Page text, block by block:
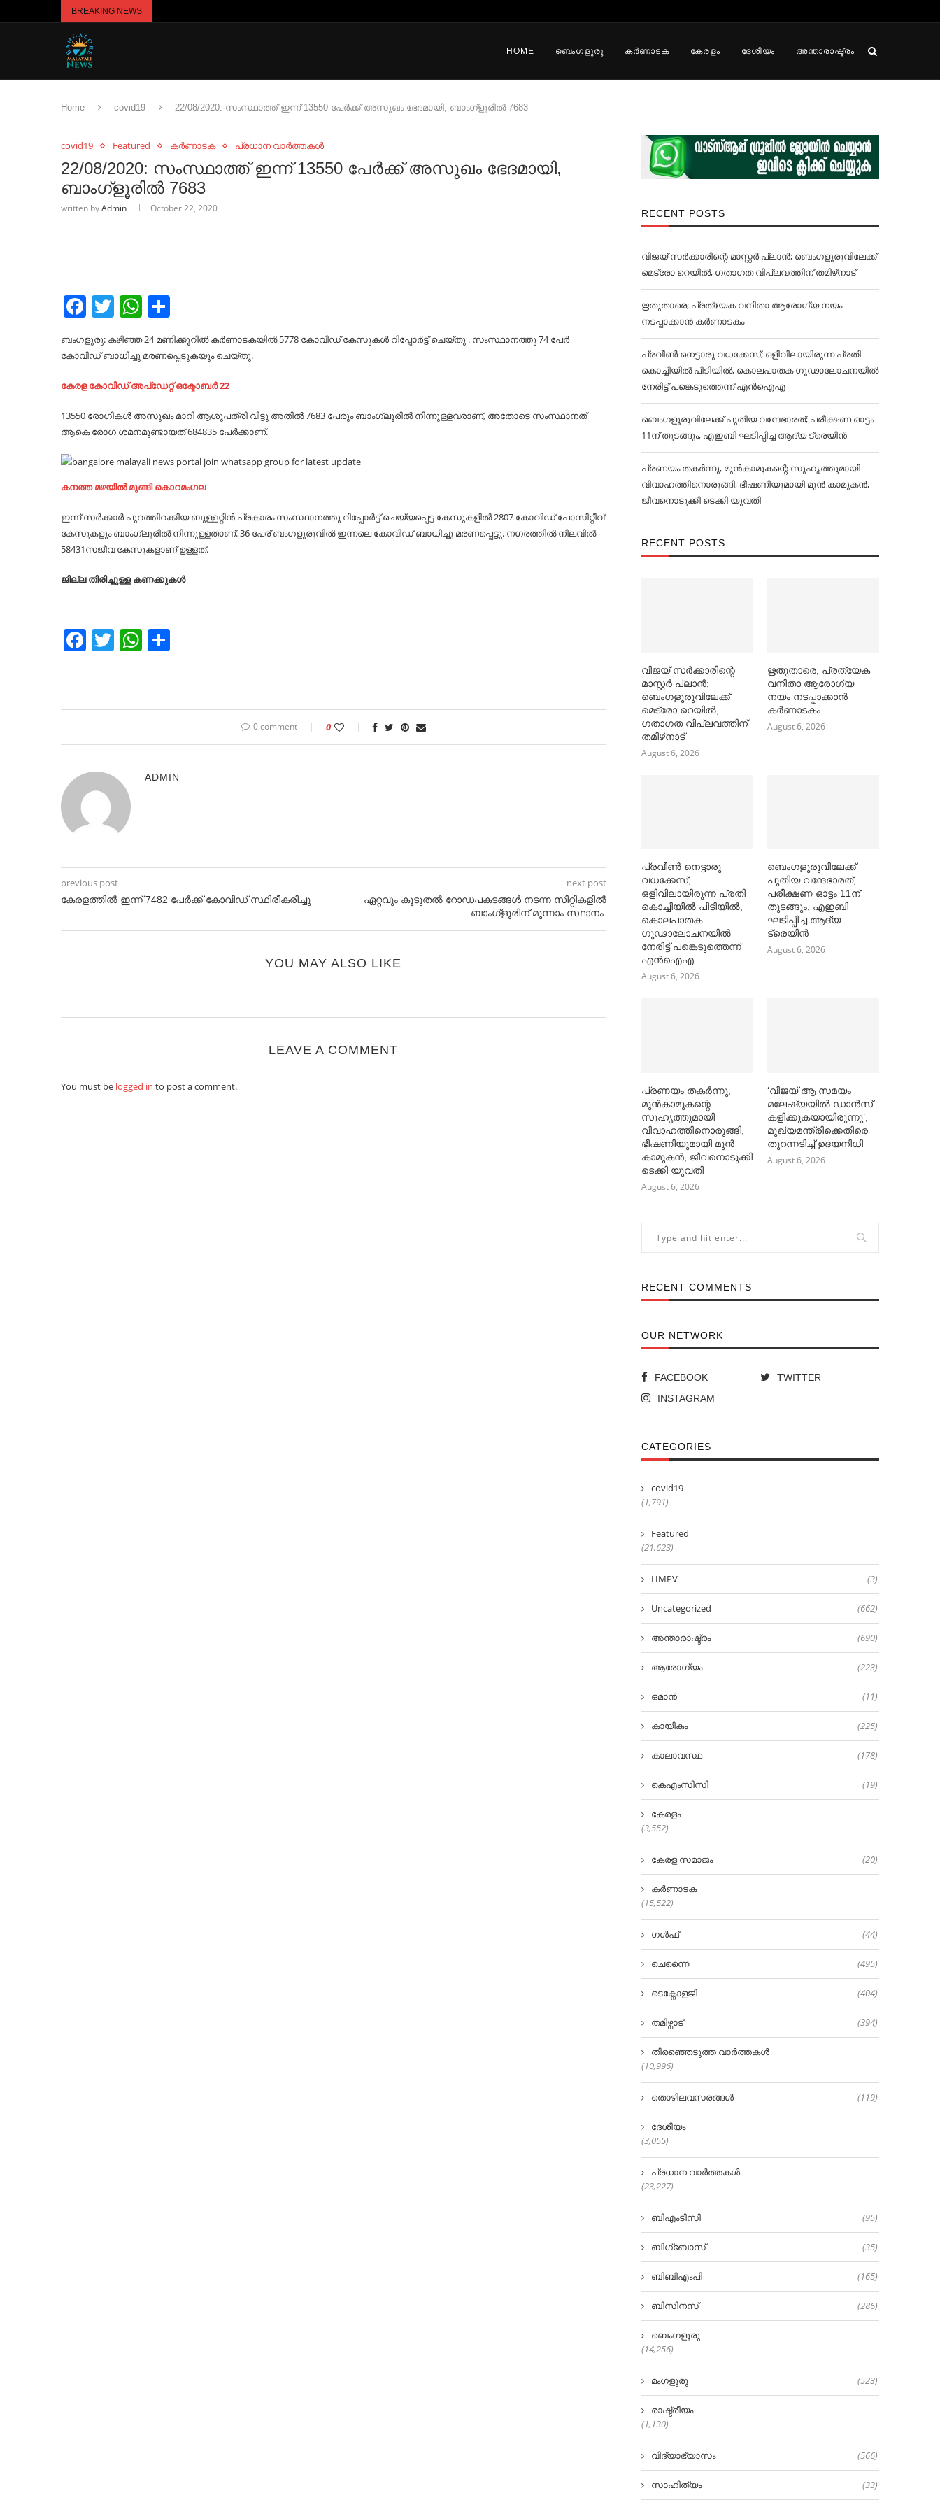
BREAKING NEWS
HOME ബെംഗളൂരു കർണാടക കേരളം ദേശീയം അന്താരാഷ്ട്രം
Home covid19 ‌22/08/2020: സംസ്ഥാത്ത് ഇന്ന് 13550 പേർക്ക് അസുഖം ഭേദമായി, ബാംഗ്ളൂരിൽ 7683
covid19 Featured കർണാടക പ്രധാന വാർത്തകൾ
‌22/08/2020: സംസ്ഥാത്ത് ഇന്ന് 13550 പേർക്ക് അസുഖം ഭേദമായി,
ബാംഗ്ളൂരിൽ 7683
written byAdmin October 22, 2020
Facebook
TwitterWhatsApp
ബംഗളുരു: കഴിഞ്ഞ 24 മണിക്കൂറിൽ കർണാടകയിൽ 5778 കോവിഡ് കേസുകൾ റിപ്പോർട്ട് ചെയ്തു . സംസ്ഥാനത്തു 74 പേർ
കോവിഡ് ബാധിച്ചു മരണപ്പെടുകയും ചെയ്തു.
കേരള കോവിഡ് അപ്ഡേറ്റ് ഒക്ടോബർ 22
13550 രോഗികൾ അസുഖം മാറി ആശുപത്രി വിട്ടു അതിൽ 7683 പേരും ബാംഗ്ലൂരിൽ നിന്നുള്ളവരാണ്, അതോടെ സംസ്ഥാനത്
ആകെ രോഗ ശമനമുണ്ടായത് 684835 പേർക്കാണ്.
കനത്ത മഴയിൽ മുങ്ങി കൊറമംഗല
ഇന്ന് സർക്കാർ പുറത്തിറക്കിയ ബുള്ളറ്റിൻ പ്രകാരം സംസ്ഥാനത്തു റിപ്പോർട്ട് ചെയ്യപ്പെട്ട കേസുകളിൽ 2807 കോവിഡ് പോസിറ്റീവ്
കേസുകളും ബാംഗ്ലൂരിൽ നിന്നുള്ളതാണ്. 36 പേര് ബംഗളുരുവിൽ ഇന്നലെ കോവിഡ് ബാധിച്ചു മരണപ്പെട്ടു. നഗരത്തിൽ നിലവിൽ
58431സജീവ കേസുകളാണ് ഉള്ളത്.
ജില്ല തിരിച്ചുള്ള കണക്കുകൾ
Facebook
TwitterWhatsApp
0 comment 0
ADMIN
previous post
കേരളത്തിൽ ഇന്ന് 7482 പേർക്ക് കോവിഡ് സ്ഥിരീകരിച്ചു
next post
ഏറ്റവും കൂടുതൽ റോഡപകടങ്ങൾ നടന്ന സിറ്റികളിൽ
ബാംഗ്ളൂരിന് മൂന്നാം സ്ഥാനം.
YOU MAY ALSO LIKE
LEAVE A COMMENT
You must be logged in to post a comment.
RECENT POSTS
വിജയ് സര്‍ക്കാരിന്റെ മാസ്റ്റര്‍ പ്ലാന്‍; ബെംഗളൂരുവിലേക്ക്
മെട്രോ റെയില്‍, ഗതാഗത വിപ്ലവത്തിന് തമിഴ്‌നാട്
ഋതുതാരെ; പ്രത്യേക വനിതാ ആരോഗ്യ നയം
നടപ്പാക്കാൻ കര്‍ണാടകം
പ്രവീൺ നെട്ടാരു വധക്കേസ്; ഒളിവിലായിരുന്ന പ്രതി
കൊച്ചിയിൽ പിടിയിൽ, കൊലപാതക ഗൂഢാലോചനയിൽ
നേരിട്ട് പങ്കെടുത്തെന്ന് എൻഐഎ
ബെംഗളൂരുവിലേക്ക് പുതിയ വന്ദേഭാരത്; പരീക്ഷണ ഓട്ടം
11ന് തുടങ്ങും, എഇബി ഘടിപ്പിച്ച ആദ്യ ട്രെയിന്‍
പ്രണയം തകര്‍ന്നു, മുൻകാമുകന്റെ സുഹൃത്തുമായി
വിവാഹത്തിനൊരുങ്ങി, ഭീഷണിയുമായി മുൻ കാമുകൻ,
ജീവനൊടുക്കി ടെക്കി യുവതി
RECENT POSTS
വിജയ് സര്‍ക്കാരിന്റെ
മാസ്റ്റര്‍ പ്ലാന്‍;
ബെംഗളൂരുവിലേക്ക്
മെട്രോ റെയില്‍,
ഗതാഗത വിപ്ലവത്തിന്
തമിഴ്‌നാട്
August 6, 2026
ഋതുതാരെ; പ്രത്യേക
വനിതാ ആരോഗ്യ
നയം നടപ്പാക്കാൻ
കര്‍ണാടകം
August 6, 2026
പ്രവീൺ നെട്ടാരു
വധക്കേസ്;
ഒളിവിലായിരുന്ന പ്രതി
കൊച്ചിയിൽ പിടിയിൽ,
കൊലപാതക
ഗൂഢാലോചനയിൽ
നേരിട്ട് പങ്കെടുത്തെന്ന്
എൻഐഎ
August 6, 2026
ബെംഗളൂരുവിലേക്ക്
പുതിയ വന്ദേഭാരത്;
പരീക്ഷണ ഓട്ടം 11ന്
തുടങ്ങും, എഇബി
ഘടിപ്പിച്ച ആദ്യ
ട്രെയിന്‍
August 6, 2026
പ്രണയം തകര്‍ന്നു,
മുൻകാമുകന്റെ
സുഹൃത്തുമായി
വിവാഹത്തിനൊരുങ്ങി,
ഭീഷണിയുമായി മുൻ
കാമുകൻ, ജീവനൊടുക്കി
ടെക്കി യുവതി
August 6, 2026
‘വിജയ് ആ സമയം
മലേഷ്യയില്‍ ഡാൻസ്
കളിക്കുകയായിരുന്നു’,
മുഖ്യമന്ത്രിക്കെതിരെ
തുറന്നടിച്ച്‌ ഉദയനിധി
August 6, 2026
RECENT COMMENTS
OUR NETWORK
FACEBOOK
TWITTER
INSTAGRAM
CATEGORIES
covid19
(1,791)
Featured
(21,623)
HMPV (3)
Uncategorized (662)
അന്താരാഷ്ട്രം (690)
ആരോഗ്യം (223)
ഒമാൻ (11)
കായികം (225)
കാലാവസ്ഥ (178)
കെഎംസിസി (19)
കേരളം
(3,552)
കേരള സമാജം (20)
കർണാടക
(15,522)
ഗൾഫ് (44)
ചെന്നൈ (495)
ടെക്നോളജി (404)
തമിഴ്നാട് (394)
തിരഞ്ഞെടുത്ത വാർത്തകൾ
(10,996)
തൊഴിലവസരങ്ങൾ (119)
ദേശീയം
(3,055)
പ്രധാന വാർത്തകൾ
(23,227)
ബിഎംടിസി (95)
ബിഗ്‌ബോസ് (35)
ബിബിഎംപി (165)
ബിസിനസ് (286)
ബെംഗളൂരു
(14,256)
മംഗളുരു (523)
രാഷ്ട്രീയം
(1,130)
വിദ്യാഭ്യാസം (566)
സാഹിത്യം (33)